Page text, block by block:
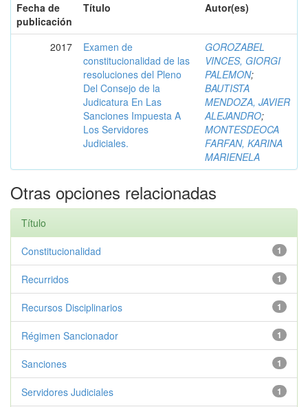
Fecha de
publicación
Título Autor(es)
2017
Examen de
constitucionalidad de las
resoluciones del Pleno
Del Consejo de la
Judicatura En Las
Sanciones Impuesta A
Los Servidores
Judiciales.
GOROZABEL
VINCES, GIORGI
PALEMON;
BAUTISTA
MENDOZA, JAVIER
ALEJANDRO;
MONTESDEOCA
FARFAN, KARINA
MARIENELA
Otras opciones relacionadas
Título
1
Constitucionalidad
1
Recurridos
1
Recursos Disciplinarios
1
Régimen Sancionador
1
Sanciones
1
Servidores Judiciales